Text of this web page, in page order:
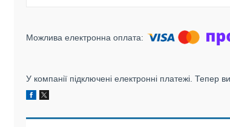
У компанії підключені електронні платежі.